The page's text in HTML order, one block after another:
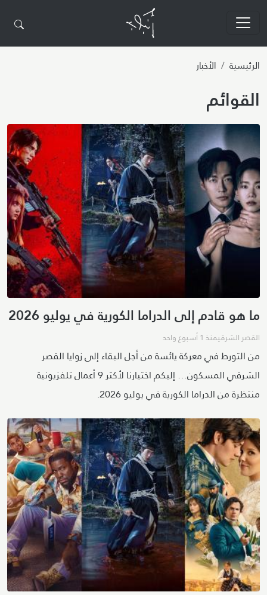
الرئيسية الأخبار
القوائم
ما هو قادم إلى الدراما الكورية في يوليو 2026
القصر الشرقيمنذ 1 أسبوع واحد
من التورط في معركة يائسة من أجل البقاء إلى زوايا القصر
الشرقي المسكون… إليكم اختيارنا لأكثر 9 أعمال تلفزيونية
منتظرة من الدراما الكورية في يوليو 2026.